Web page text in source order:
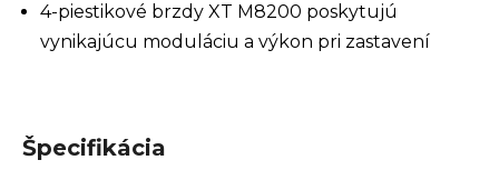
4-piestikové brzdy XT M8200 poskytujú
vynikajúcu moduláciu a výkon pri zastavení
Špecifikácia